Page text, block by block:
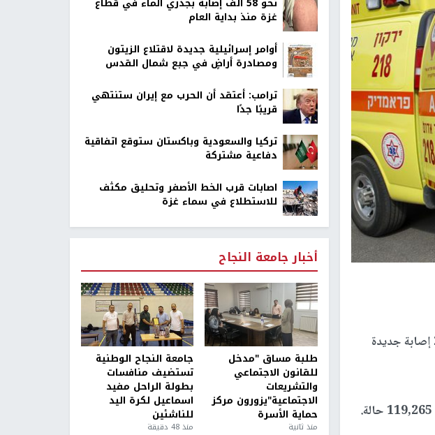
أعلنت صحة الاحتلال، اليوم الأربعاء، عن تسجيل 2085 إصابة جديدة
غزة منذ بداية العام
أوامر إسرائيلية جديدة لاقتلاع الزيتون
ومصادرة أراضٍ في جبع شمال القدس
ترامب: أعتقد أن الحرب مع إيران ستنتهي
قريبًا جدًا
تركيا والسعودية وباكستان ستوقع اتفاقية
دفاعية مشتركة
اصابات قرب الخط الأصفر وتحليق مكثف
للاستطلاع في سماء غزة
أخبار جامعة النجاح
طلبة مساق "مدخل
للقانون الاجتماعي
والتشريعات
الاجتماعية"يزورون مركز
حماية الأسرة
منذ ثانية
جامعة النجاح الوطنية
تستضيف منافسات
بطولة الراحل مفيد
اسماعيل لكرة اليد
للناشئين
منذ 48 دقيقة